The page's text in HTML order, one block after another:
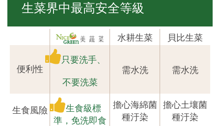
生菜界中最高安全等級
水耕生菜 貝比生菜
便利性
只要洗手、
不要洗菜
需水洗 需水洗
生食風險
生食級標
準，免洗即食
擔心海綿菌
種汙染
擔心土壤菌
種汙染